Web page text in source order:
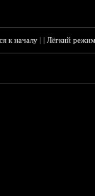
к началу ||Лёгкий